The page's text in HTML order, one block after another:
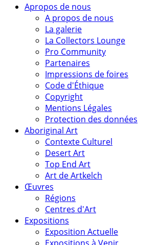
Apropos de nous
A propos de nous
La galerie
La Collectors Lounge
Pro Community
Partenaires
Impressions de foires
Code d'Éthique
Copyright
Mentions Légales
Protection des données
Aboriginal Art
Contexte Culturel
Desert Art
Top End Art
Art de Artkelch
Œuvres
Régions
Centres d'Art
Expositions
Exposition Actuelle
Expositions à Venir